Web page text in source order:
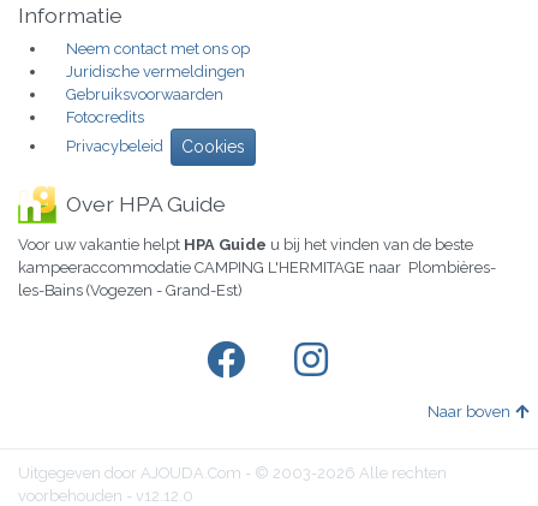
Informatie
Neem contact met ons op
Juridische vermeldingen
Gebruiksvoorwaarden
Fotocredits
Privacybeleid
Cookies
Over HPA Guide
Voor uw vakantie helpt HPA Guide u bij het vinden van de beste
kampeeraccommodatie CAMPING L'HERMITAGE naar Plombières-
les-Bains (Vogezen - Grand-Est)
Naar boven
Uitgegeven door AJOUDA.Com - © 2003-2026 Alle rechten
voorbehouden - v12.12.0